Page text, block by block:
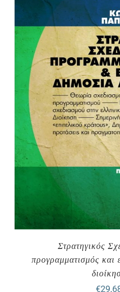
Στρατηγικός
προγραμματισμός και
€